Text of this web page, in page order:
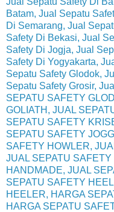
Batam, Jual Sepatu
Di Semarang, Jual
Safety Di Bekasi, Jual
Safety Di Jogja, Jual
Safety Di Yogyakarta,
Sepatu Safety Glodok,
Sepatu Safety Grosir,
SEPATU SAFETY
GOLIATH, JUAL
SEPATU SAFETY
SEPATU SAFETY
SAFETY HOWLER,
JUAL SEPATU
HANDMADE, JUAL
SEPATU SAFETY
HEELER, HARGA
HARGA SEPATU